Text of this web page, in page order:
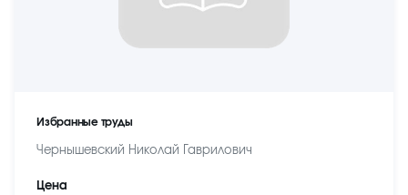
Избранные труды
Чернышевский Николай Гаврилович
Цена